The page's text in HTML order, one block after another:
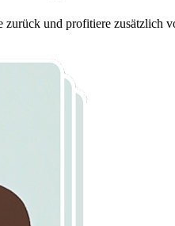
zurück und profitiere zusätzlich